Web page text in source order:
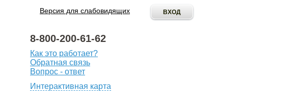
Версия для слабовидящих
8-800-200-61-62
Как это работает?
Обратная связь
Вопрос - ответ
Интерактивная карта